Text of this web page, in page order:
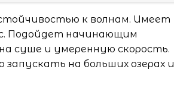
к волнам. Имеет
Подойдет начинающим
суше и умеренную скорость.
на больших озерах и